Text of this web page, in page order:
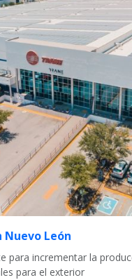
Nuevo León
para incrementar la
para el exterior